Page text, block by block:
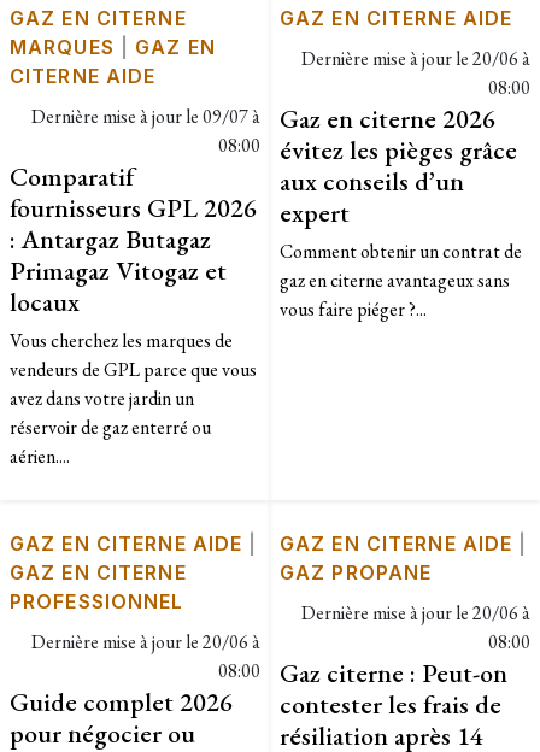
GAZ EN CITERNE
MARQUES
GAZ EN
CITERNE AIDE
Dernière mise à jour le09/07 à
08:00
Comparatif
fournisseurs GPL 2026
: Antargaz Butagaz
Primagaz Vitogaz et
locaux
Vous cherchez les marques de
vendeurs de GPL parce que vous
avez dans votre jardin un
réservoir de gaz enterré ou
aérien....
GAZ EN CITERNE AIDE
Dernière mise à jour le20/06 à
08:00
Gaz en citerne 2026
évitez les pièges grâce
aux conseils d’un
expert
Comment obtenir un contrat de
gaz en citerne avantageux sans
vous faire piéger ?...
GAZ EN CITERNE AIDE
GAZ EN CITERNE
PROFESSIONNEL
Dernière mise à jour le20/06 à
08:00
Guide complet 2026
pour négocier ou
GAZ EN CITERNE AIDE
GAZ PROPANE
Dernière mise à jour le20/06 à
08:00
Gaz citerne : Peut-on
contester les frais de
résiliation après 14